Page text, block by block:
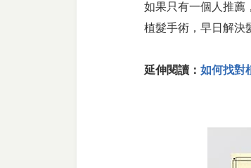
如果只有一個人推薦
植髮手術，早日解決
延伸閱讀： 如何找對